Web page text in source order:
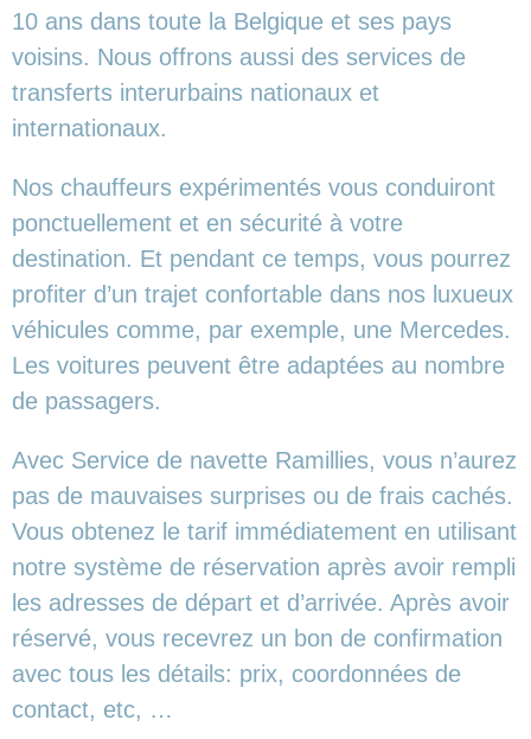
10 ans dans toute la Belgique et ses pays
voisins. Nous offrons aussi des services de
transferts interurbains nationaux et
internationaux.
Nos chauffeurs expérimentés vous conduiront
ponctuellement et en sécurité à votre
destination. Et pendant ce temps, vous pourrez
profiter d’un trajet confortable dans nos luxueux
véhicules comme, par exemple, une Mercedes.
Les voitures peuvent être adaptées au nombre
de passagers.
Avec Service de navette Ramillies, vous n’aurez
pas de mauvaises surprises ou de frais cachés.
Vous obtenez le tarif immédiatement en utilisant
notre système de réservation après avoir rempli
les adresses de départ et d’arrivée. Après avoir
réservé, vous recevrez un bon de confirmation
avec tous les détails: prix, coordonnées de
contact, etc, …